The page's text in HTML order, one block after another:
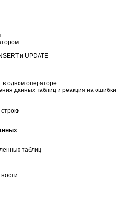
и UPDATE
в одном операторе
данных таблиц и реакция на ошибки
таблиц